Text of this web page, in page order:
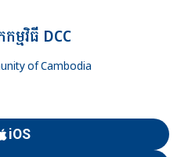
មវិធី DCC
of Cambodia
iOS